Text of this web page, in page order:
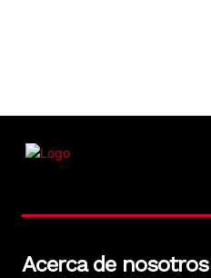
Acerca de nosotros